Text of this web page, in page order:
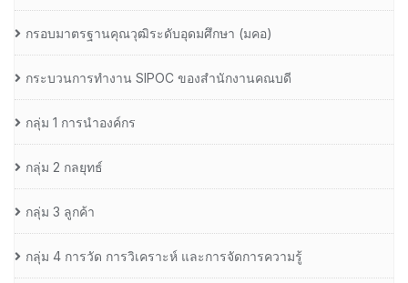
กรอบมาตรฐานคุณวุฒิระดับอุดมศึกษา (มคอ)
กระบวนการทำงาน SIPOC ของสำนักงานคณบดี
กลุ่ม 1 การนำองค์กร
กลุ่ม 2 กลยุทธ์
กลุ่ม 3 ลูกค้า
กลุ่ม 4 การวัด การวิเคราะห์ และการจัดการความรู้